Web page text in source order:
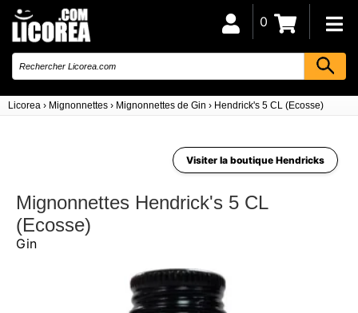
Licorea › Mignonnettes › Mignonnettes de Gin › Hendrick's 5 CL (Ecosse)
0
Visiter la boutique Hendricks
Mignonnettes Hendrick's 5 CL
(Ecosse)
Gin